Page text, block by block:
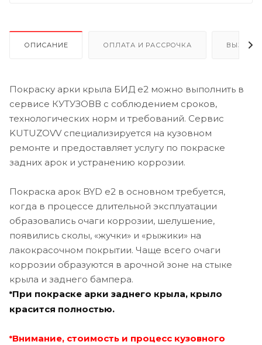
ОПИСАНИЕ ОПЛАТА И РАССРОЧКА ВЫЗОВ
Покраску арки крыла БИД е2 можно выполнить в
сервисе КУТУЗОВВ с соблюдением сроков,
технологических норм и требований. Сервис
KUTUZOVV специализируется на кузовном
ремонте и предоставляет услугу по покраске
задних арок и устранению коррозии.
Покраска арок BYD e2 в основном требуется,
когда в процессе длительной эксплуатации
образовались очаги коррозии, шелушение,
появились сколы, «жучки» и «рыжики» на
лакокрасочном покрытии. Чаще всего очаги
коррозии образуются в арочной зоне на стыке
крыла и заднего бампера.
*При покраске арки заднего крыла, крыло
красится полностью.
*Внимание, стоимость и процесс кузовного